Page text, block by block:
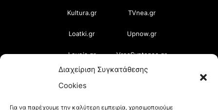
Διαχείριση Συγκατάθεσης
Cookies
Για να παρέχουμε την καλύτερη εμπειρία, χρησιμοποιούμε
Kultura.gr TVnea.gr
Loatki.gr Upnow.gr
Loveis.gr VresSyntages.gr
ModernaGynaika.gr Xristianika.gr